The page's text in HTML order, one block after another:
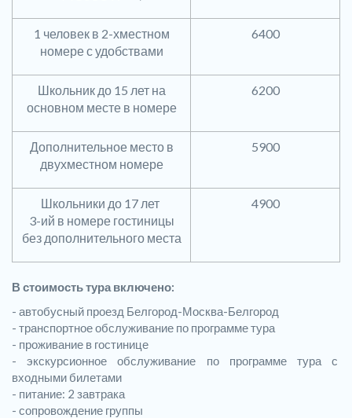
1 человек в 2-хместном
номере с удобствами
6400
Школьник до 15 лет на
основном месте в номере
6200
Дополнительное место в
двухместном номере
5900
Школьники до 17 лет
3-ий в номере гостиницы
без дополнительного места
4900
В стоимость тура включено:
- автобусный проезд Белгород-Москва-Белгород
- транспортное обслуживание по программе тура
- проживание в гостинице
- экскурсионное обслуживание по программе тура с
входными билетами
- питание: 2 завтрака
- сопровождение группы